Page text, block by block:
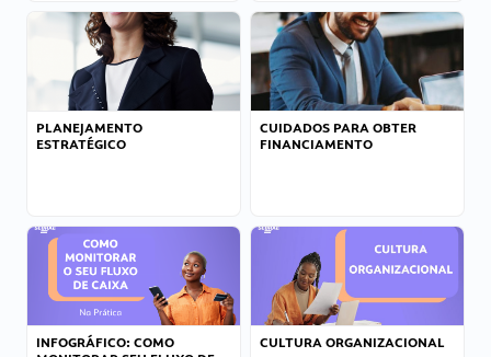
PLANEJAMENTO
ESTRATÉGICO
CUIDADOS PARA OBTER
FINANCIAMENTO
INFOGRÁFICO: COMO
CULTURA ORGANIZACIONAL